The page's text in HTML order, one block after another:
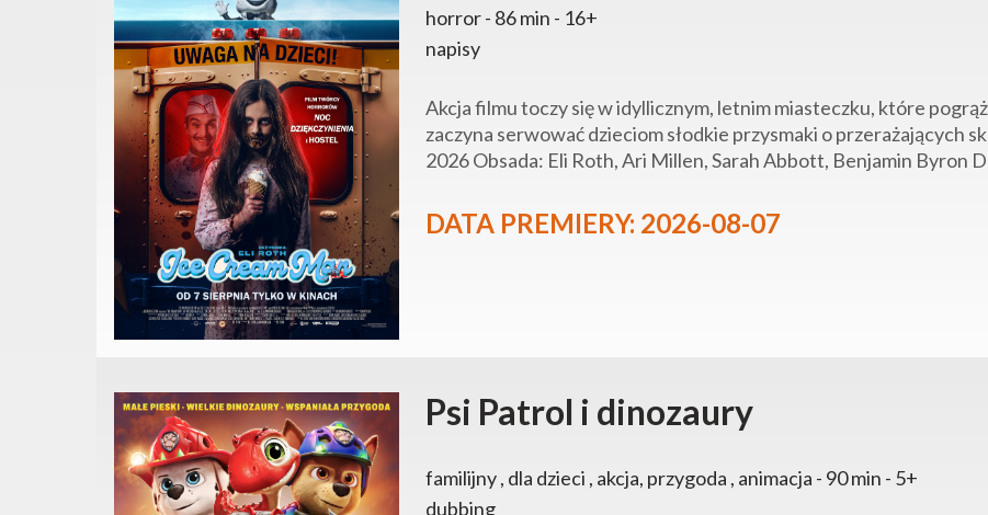
horror - 86 min - 16+
napisy
Akcja filmu toczy się w idyllicznym, letnim miasteczku, które
zaczyna serwować dzieciom słodkie przysmaki o przerażających
2026 Obsada: Eli Roth, Ari Millen, Sarah Abbott, Benjamin Byron
DATA PREMIERY: 2026-08-07
Psi Patrol i dinozaury
familijny , dla dzieci , akcja, przygoda , animacja - 90 min - 5+
dubbing